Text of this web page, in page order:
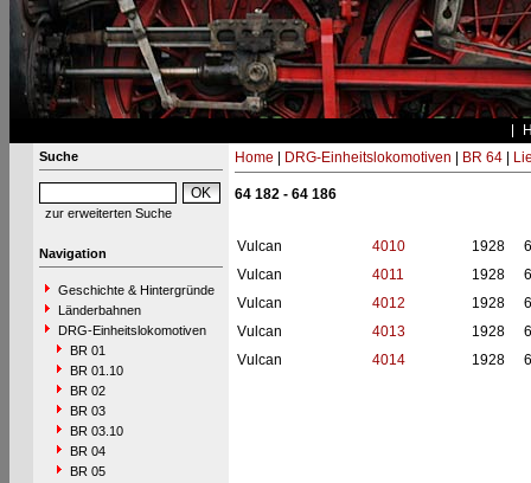
Suche
zur erweiterten Suche
Navigation
Geschichte & Hintergründe
Länderbahnen
DRG-Einheitslokomotiven
BR 01
BR 01.10
BR 02
BR 03
BR 03.10
BR 04
BR 05
Home DRG-Einheitslokomotiven BR 64|
64 182 - 64 186
Vulcan 4010 1928
Vulcan
4011 1928
Vulcan
4012 1928
Vulcan
4013 1928
Vulcan
4014 1928